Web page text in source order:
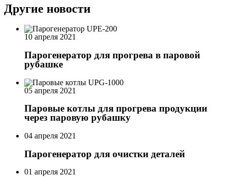
Другие новости
10 апреля 2021
Парогенератор для прогрева в паровой
рубашке
05 апреля 2021
Паровые котлы для прогрева продукции
через паровую рубашку
04 апреля 2021
Парогенератор для очистки деталей
01 апреля 2021